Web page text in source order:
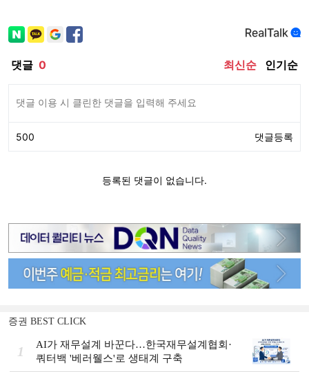
증권 BEST CLICK
1
AI가 재무설계 바꾼다…한국재무설계협회·
쿼터백 '베러웰스'로 생태계 구축